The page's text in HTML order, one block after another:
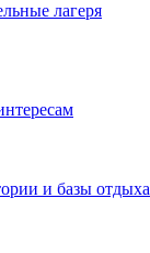
лагеря
и базы отдыха